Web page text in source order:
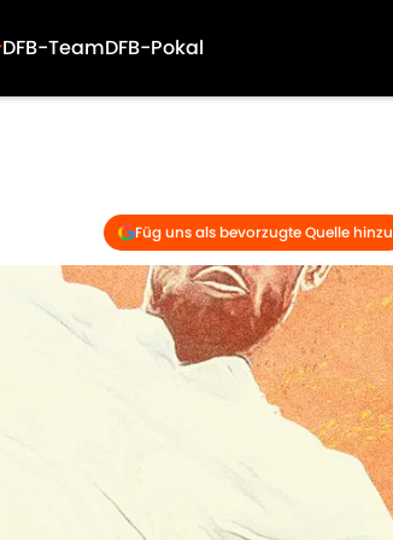
DFB-TeamDFB-Pokal
Füg uns als bevorzugte Quelle hinzu